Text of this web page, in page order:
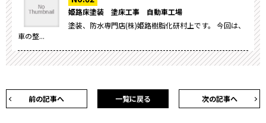
姫路床塗装 塗床工事 自動車工場
塗装、防水専門店(株)姫路樹脂化研村上です。 今回は、
車の整...
前の記事へ 次の記事へ
一覧に戻る